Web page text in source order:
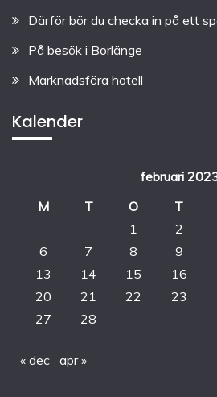
Därför bör du checka in på ett
På besök i Borlänge
Marknadsföra hotell
Kalender
februari
M
T O T
1
2
6
7 8 9
13
14 15 16
20
21 22 23
27
28
« dec apr »